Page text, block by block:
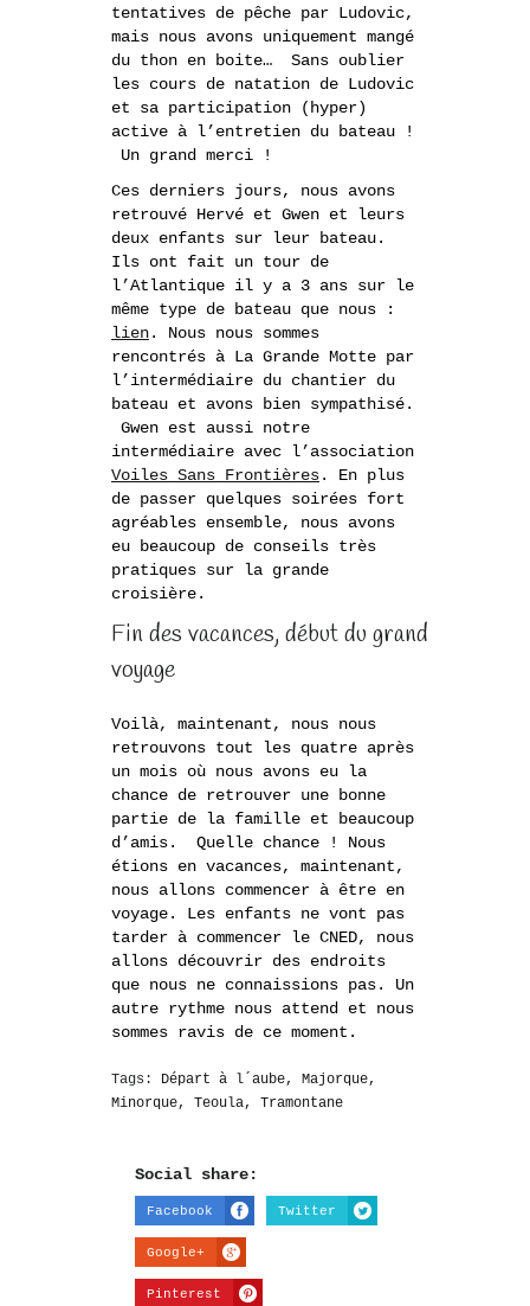
tentatives de pêche par Ludovic,
mais nous avons uniquement mangé
du thon en boite… Sans oublier
les cours de natation de Ludovic
et sa participation (hyper)
active à l’entretien du bateau !
Un grand merci !
Ces derniers jours, nous avons
retrouvé Hervé et Gwen et leurs
deux enfants sur leur bateau.
Ils ont fait un tour de
l’Atlantique il y a 3 ans sur le
même type de bateau que nous :
lien. Nous nous sommes
rencontrés à La Grande Motte par
l’intermédiaire du chantier du
bateau et avons bien sympathisé.
Gwen est aussi notre
intermédiaire avec l’association
Voiles Sans Frontières. En plus
de passer quelques soirées fort
agréables ensemble, nous avons
eu beaucoup de conseils très
pratiques sur la grande
croisière.
Fin des vacances, début du grand
voyage
Voilà, maintenant, nous nous
retrouvons tout les quatre après
un mois où nous avons eu la
chance de retrouver une bonne
partie de la famille et beaucoup
d’amis. Quelle chance ! Nous
étions en vacances, maintenant,
nous allons commencer à être en
voyage. Les enfants ne vont pas
tarder à commencer le CNED, nous
allons découvrir des endroits
que nous ne connaissions pas. Un
autre rythme nous attend et nous
sommes ravis de ce moment.
Tags: Départ à l´aube, Majorque,
Minorque, Teoula, Tramontane
Social share:
Facebook Twitter
Google+
Pinterest